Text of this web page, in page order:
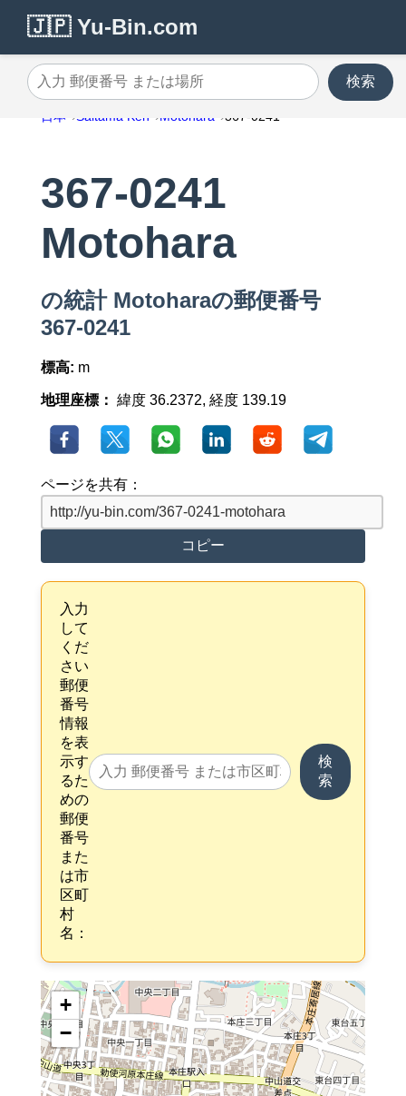
🇯🇵 Yu-Bin.com
入力 郵便番号 または場所
検索
日本 Saitama Ken Motohara 367-0241
367-0241
Motohara
の統計 Motoharaの郵便番号
367-0241
標高: m
地理座標： 緯度 36.2372, 経度 139.19
ページを共有：
コピー
入力
して
くだ
さい
郵便
番号
情報
を表
示す
るた
めの
郵便
番号
また
は市
区町
村
名：
検
索
+
−